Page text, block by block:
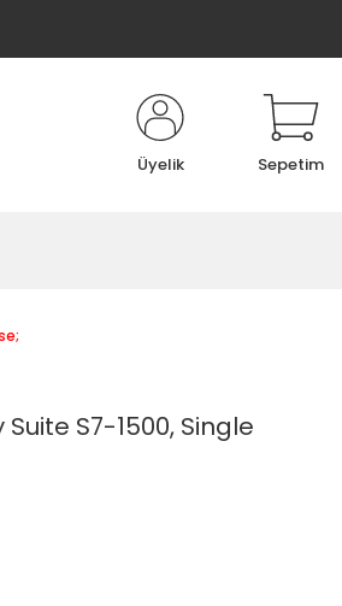
Üyelik Sepetim
S7-1500, Single